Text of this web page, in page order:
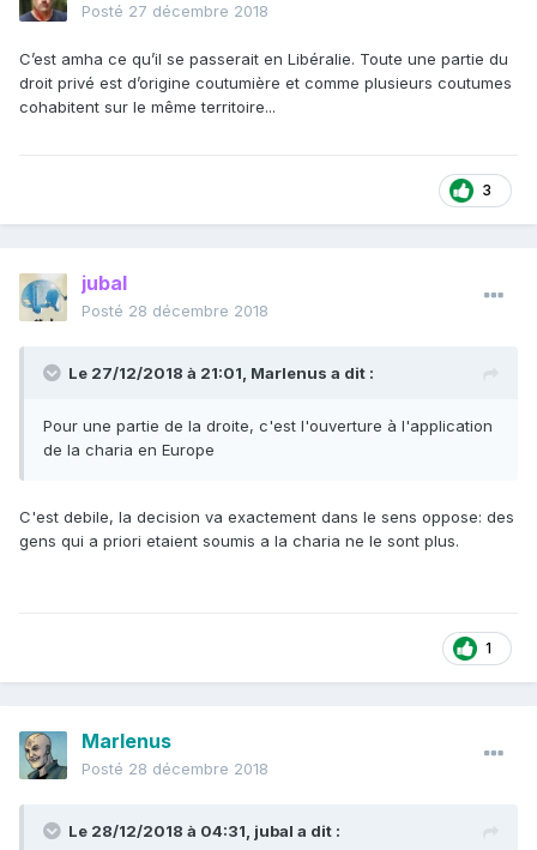
Posté 27 décembre 2018
C’est amha ce qu’il se passerait en Libéralie. Toute une partie du
droit privé est d’origine coutumière et comme plusieurs coutumes
cohabitent sur le même territoire...
3
jubal
Posté 28 décembre 2018
Le 27/12/2018 à 21:01, Marlenus a dit :
Pour une partie de la droite, c'est l'ouverture à l'application
de la charia en Europe
C'est debile, la decision va exactement dans le sens oppose: des
gens qui a priori etaient soumis a la charia ne le sont plus.
1
Marlenus
Posté 28 décembre 2018
Le 28/12/2018 à 04:31, jubal a dit :